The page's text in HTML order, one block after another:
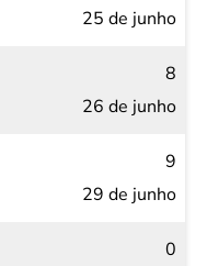
25 de junho
8
26 de junho
9
29 de junho
0